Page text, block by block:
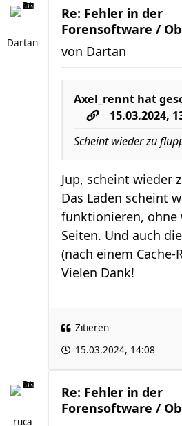
Dartan
Re: Fehler in der
Forensoftware /
von Dartan
Axel_rennt hat
15.03.2024,
Scheint wieder zu
Jup, scheint wieder
Das Laden scheint
funktionieren, ohne
Seiten. Und auch
(nach einem Cache-
Vielen Dank!
Zitieren
15.03.2024, 14:08
ruca
Re: Fehler in der
Forensoftware /